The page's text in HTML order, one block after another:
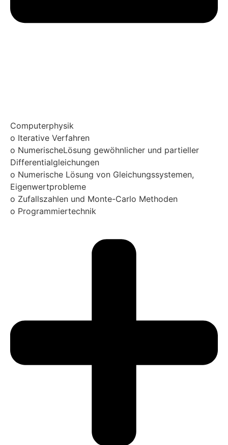
Computerphysik
o Iterative Verfahren
o NumerischeLösung gewöhnlicher und partieller
Differentialgleichungen
o Numerische Lösung von Gleichungssystemen,
Eigenwertprobleme
o Zufallszahlen und Monte-Carlo Methoden
o Programmiertechnik